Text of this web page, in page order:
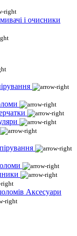
і очисники
Аксесуари